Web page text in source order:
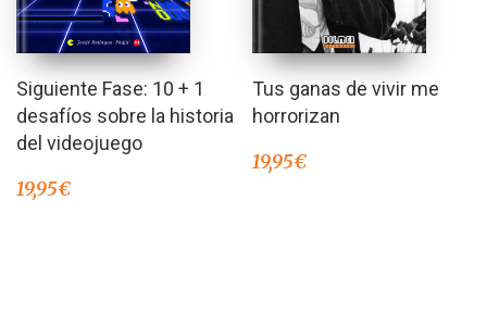
Siguiente Fase: 10 + 1
desafíos sobre la historia
del videojuego
19,95€
Tus ganas de vivir me
horrorizan
19,95€